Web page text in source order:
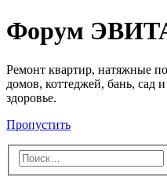
Регистрация
Форум
Ремонт квартир, натяжные
домов, коттеджей, бань, сад
здоровье.
Пропустить